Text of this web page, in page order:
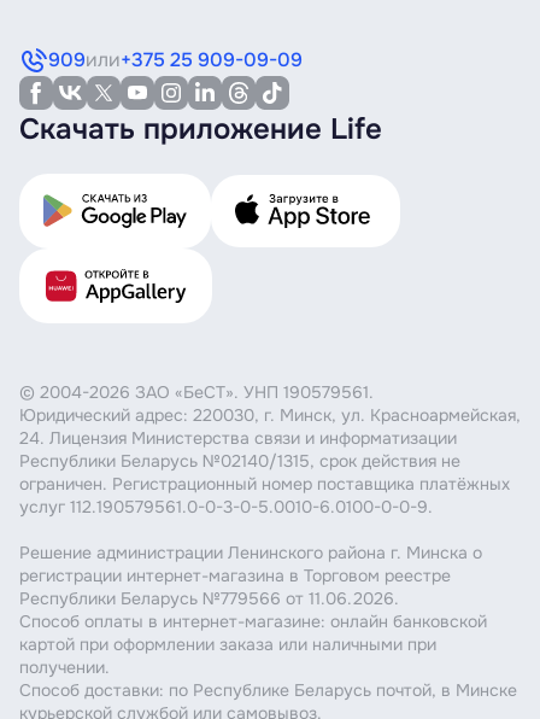
909или+375 25 909-09-09
Скачать приложение Life
© 2004-2026 ЗАО «БеСТ». УНП 190579561.
Юридический адрес: 220030, г. Минск, ул. Красноармейская,
24. Лицензия Министерства связи и информатизации
Республики Беларусь №02140/1315, срок действия не
ограничен. Регистрационный номер поставщика платёжных
услуг 112.190579561.0-0-3-0-5.0010-6.0100-0-0-9.
Решение администрации Ленинского района г. Минска о
регистрации интернет-магазина в Торговом реестре
Республики Беларусь №779566 от 11.06.2026.
Способ оплаты в интернет-магазине: онлайн банковской
картой при оформлении заказа или наличными при
получении.
Способ доставки: по Республике Беларусь почтой, в Минске
курьерской службой или самовывоз.